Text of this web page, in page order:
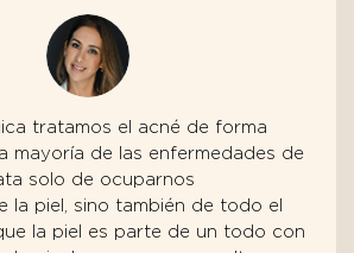
tratamos el acné de forma
mayoría de las enfermedades de
solo de ocuparnos
la piel, sino también de todo el
la piel es parte de un todo con